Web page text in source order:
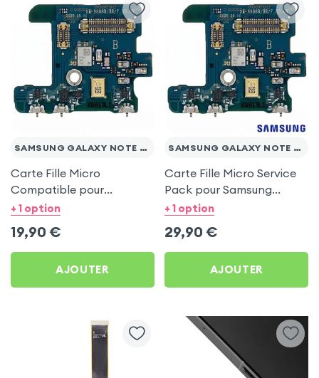
SAMSUNG GALAXY NOTE 20 ULTRA
Carte Fille Micro
Compatible pour
Samsung Galaxy Note 20
+ 1 option
19,90 €
AJOUTER
SAMSUNG GALAXY NOTE 20 ULTRA
Carte Fille Micro Service
Pack pour Samsung
Galaxy Note 20 Ultra
+ 1 option
29,90 €
AJOUTER